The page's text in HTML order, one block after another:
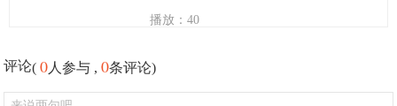
播放：40
评论(0 人参与 ,0条评论)